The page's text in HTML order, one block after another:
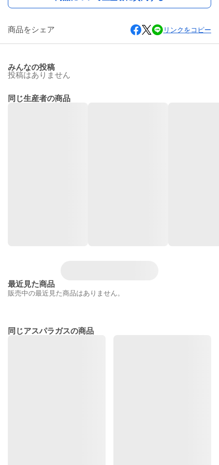
商品をシェア リンクをコピー
みんなの投稿
投稿はありません
同じ生産者の商品
最近見た商品
販売中の最近見た商品はありません。
同じアスパラガスの商品